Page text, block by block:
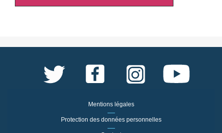
Mentions légales
Protection des données personnelles